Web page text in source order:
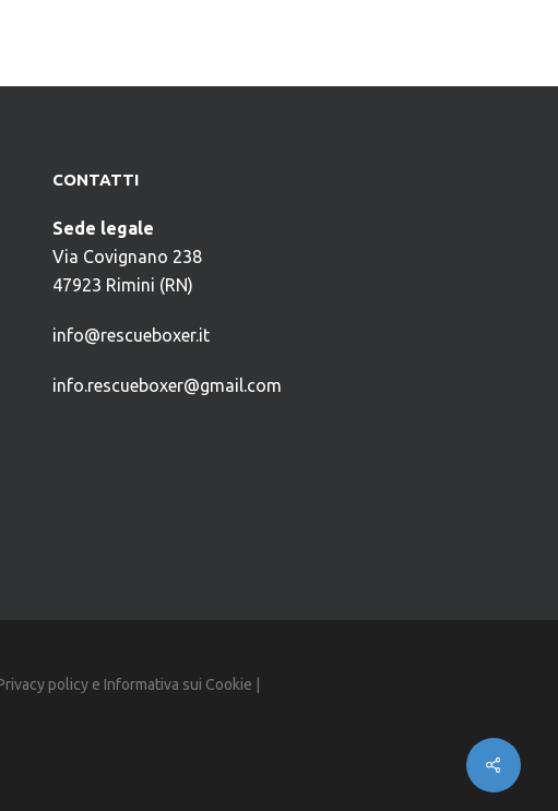
Share
CONTATTI
Sede legale
Via Covignano 238
47923 Rimini (RN)
info@rescueboxer.it
info.rescueboxer@gmail.com
policy e Informativa sui Cookie